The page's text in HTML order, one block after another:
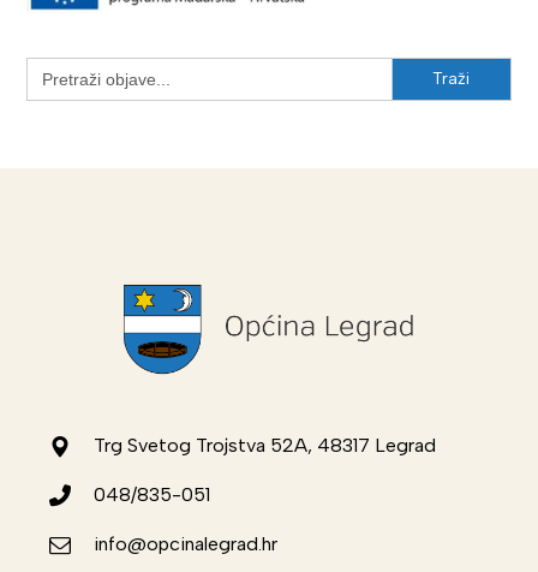
Search
for:
Trg Svetog Trojstva 52A, 48317 Legrad
048/835-051
info@opcinalegrad.hr